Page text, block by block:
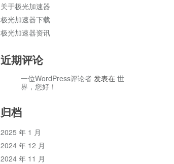
关于极光加速器
极光加速器下载
极光加速器资讯
近期评论
一位WordPress评论者 发表在 世
界，您好！
归档
2025 年 1 月
2024 年 12 月
2024 年 11 月